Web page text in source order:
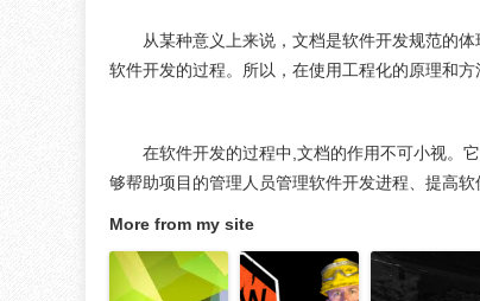
从某种意义上来说，文档是软件开发规范的
软件开发的过程。所以，在使用工程化的原理和
在软件开发的过程中,文档的作用不可小视。
够帮助项目的管理人员管理软件开发进程、提高
More from my site